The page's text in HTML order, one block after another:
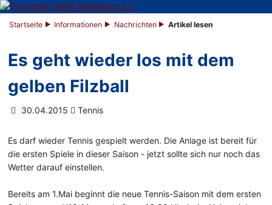
Startseite Informationen Nachrichten Artikel lesen
Es geht wieder los mit dem
gelben Filzball
30.04.2015 Tennis
Es darf wieder Tennis gespielt werden. Die Anlage ist bereit für
die ersten Spiele in dieser Saison - jetzt sollte sich nur noch das
Wetter darauf einstellen.
Bereits am 1.Mai beginnt die neue Tennis-Saison mit dem ersten